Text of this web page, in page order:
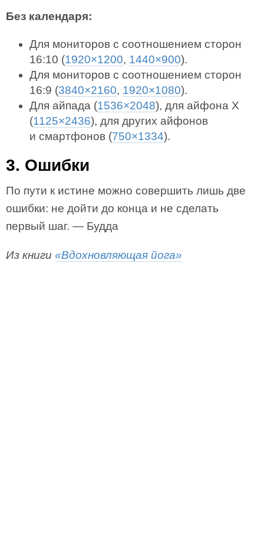
Без календаря:
Для мониторов с соотношением сторон
16:10 (1920×1200, 1440×900).
Для мониторов с соотношением сторон
16:9 (3840×2160, 1920×1080).
Для айпада (1536×2048), для айфона X
(1125×2436), для других айфонов
и смартфонов (750×1334).
3. Ошибки
По пути к истине можно совершить лишь две
ошибки: не дойти до конца и не сделать
первый шаг. — Будда
Из книги «Вдохновляющая йога»